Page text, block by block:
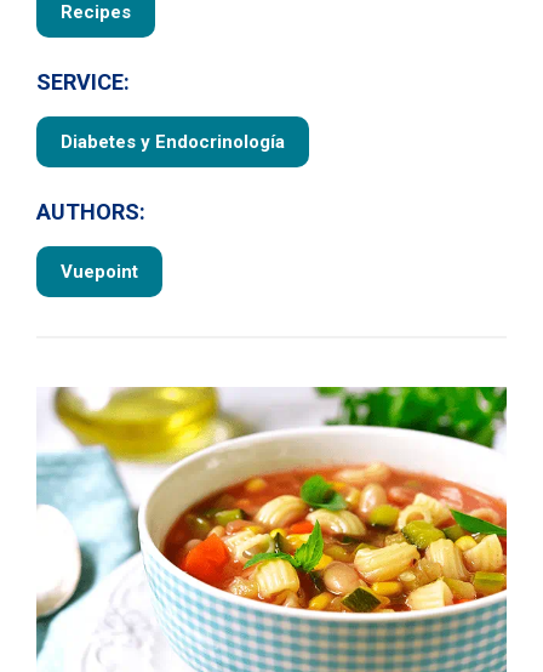
Recipes
SERVICE:
Diabetes y Endocrinología
AUTHORS:
Vuepoint